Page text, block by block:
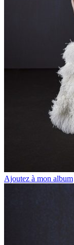
Ajoutez à mon album